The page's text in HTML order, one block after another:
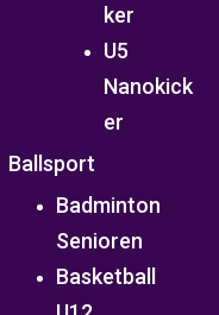
ker
U5
Nanokick
er
Ballsport
Badminton
Senioren
Basketball